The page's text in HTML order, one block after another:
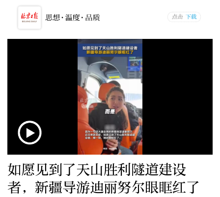
如愿见到了天山胜利隧道建设
者，新疆导游迪丽努尔眼眶红了